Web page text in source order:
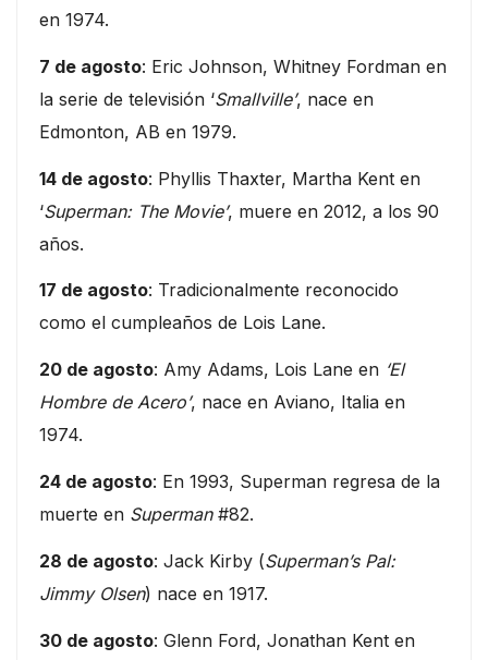
en 1974.
7 de agosto: Eric Johnson, Whitney Fordman en
la serie de televisión ‘Smallville’, nace en
Edmonton, AB en 1979.
14 de agosto: Phyllis Thaxter, Martha Kent en
‘Superman: The Movie’, muere en 2012, a los 90
años.
17 de agosto: Tradicionalmente reconocido
como el cumpleaños de Lois Lane.
20 de agosto: Amy Adams, Lois Lane en ‘El
Hombre de Acero’, nace en Aviano, Italia en
1974.
24 de agosto: En 1993, Superman regresa de la
muerte en Superman#82.
28 de agosto: Jack Kirby (Superman’s Pal:
Jimmy Olsen) nace en 1917.
30 de agosto: Glenn Ford, Jonathan Kent en